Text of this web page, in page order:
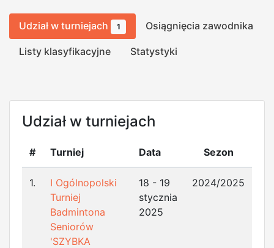
Udział w turniejach 1 Osiągnięcia zawodnika
Listy klasyfikacyjne Statystyki
Udział w turniejach
# Turniej Data Sezon
1.
I Ogólnopolski
Turniej
Badmintona
Seniorów
'SZYBKA
18 - 19
stycznia
2025
2024/2025